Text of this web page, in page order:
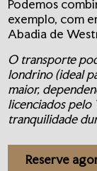
Podemos
exemplo, com
Abadia de
O transporte
londrino (ideal
maior,
licenciados pelo
tranquilidade
Reserve